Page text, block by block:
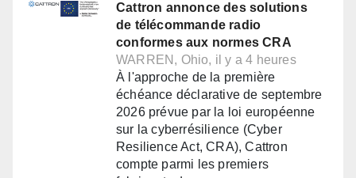
Cattron annonce des solutions
de télécommande radio
conformes aux normes CRA
WARREN, Ohio, il y a 4 heures
À l'approche de la première
échéance déclarative de septembre
2026 prévue par la loi européenne
sur la cyberrésilience (Cyber
Resilience Act, CRA), Cattron
compte parmi les premiers